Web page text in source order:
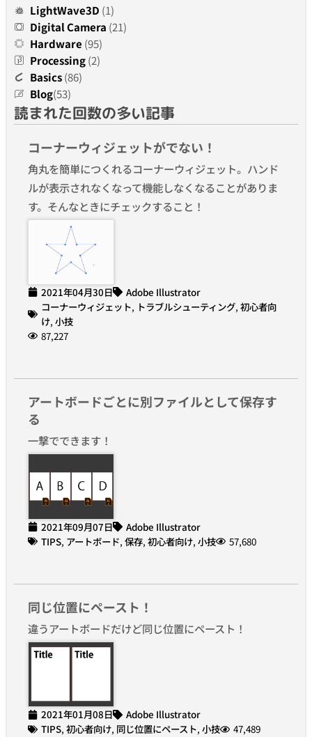
LightWave3D (1)
Digital Camera (21)
Hardware (95)
Processing(2)
Basics(86)
Blog(53)
読まれた回数の多い記事
コーナーウィジェットがでない！
角丸を簡単につくれるコーナーウィジェット。ハンド
ルが表示されなくなって機能しなくなることがありま
す。そんなときにチェックすること！
2021年04月30日
Adobe Illustrator
コーナーウィジェット, トラブルシューティング, 初心者向
け, 小技
87,227
アートボードごとに別ファイルとして保存す
る
一撃でできます！
2021年09月07日
Adobe Illustrator
TIPS, アートボード, 保存, 初心者向け, 小技 57,680
同じ位置にペースト！
違うアートボードだけど同じ位置にペースト！
2021年01月08日
Adobe Illustrator
TIPS, 初心者向け, 同じ位置にペースト, 小技 47,489